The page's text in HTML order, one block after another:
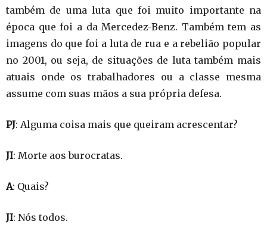
também de uma luta que foi muito importante na
época que foi a da Mercedez-Benz. Também tem as
imagens do que foi a luta de rua e a rebelião popular
no 2001, ou seja, de situações de luta também mais
atuais onde os trabalhadores ou a classe mesma
assume com suas mãos a sua própria defesa.
PJ: Alguma coisa mais que queiram acrescentar?
JI: Morte aos burocratas.
A: Quais?
JI: Nós todos.